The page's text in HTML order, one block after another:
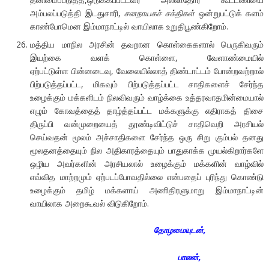
அம்பலப்படுத்தி இடதுசாரி, சனநாயகச் சக்திகள்ஒன்றுபட்டுக் களம்
காண்போமென இம்மாநாட்டில் வாயிலாக உறுதிபூண்கிறோம்.
மத்திய மாநில அரசின் தவறான கொள்கைகளால் பெருகிவரும்
இயற்கை வளக் கொள்ளை, வேளாண்மையில்
ஏற்பட்டுள்ள பின்னடைவு, வேலையில்லாத் திண்டாட்டம் போன்றவற்றால்
பிற்படுத்தப்பட்ட, மிகவும் பிற்படுத்தப்பட்ட சாதிகளைச் சேர்ந்த
உழைக்கும் மக்களிடம் நிலவிவரும் வாழ்க்கை உத்தரவாதமின்மையால்
எழும் கோவத்தைத் தாழ்த்தப்பட்ட மக்களுக்கு எதிராகத் திசை
திருப்பி வன்முறையைத் தூண்டிவிட்டுச் சாதிவெறி அரசியல்
செய்வதன் மூலம் அச்சாதிகளை சேர்ந்த ஒரு சிறு கும்பல் தனது
மூலதனத்தையும் நில அதிகாரத்தையும் பாதுகாக்க முயல்கிறார்களே
ஒழிய அவர்களின் அரசியலால் உழைக்கும் மக்களின் வாழ்வில்
எவ்வித மாற்றமும் ஏற்படப்போவதில்லை என்பதைப் புரிந்து கொண்டு
உழைக்கும் தமிழ் மக்களாய் அணிதிரளுமாறு இம்மாநாட்டின்
வாயிலாக அறைகூவல் விடுகிறோம்.
தோழமையுடன்,
பாலன்,